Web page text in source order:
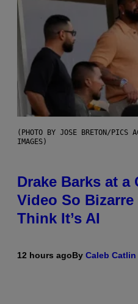
(PHOTO BY JOSE BRETON/PICS
IMAGES)
Drake Barks at a
Video So
Think It’s AI
12 hours agoBy Caleb Catlin